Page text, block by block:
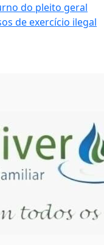
do pleito geral
de exercício ilegal